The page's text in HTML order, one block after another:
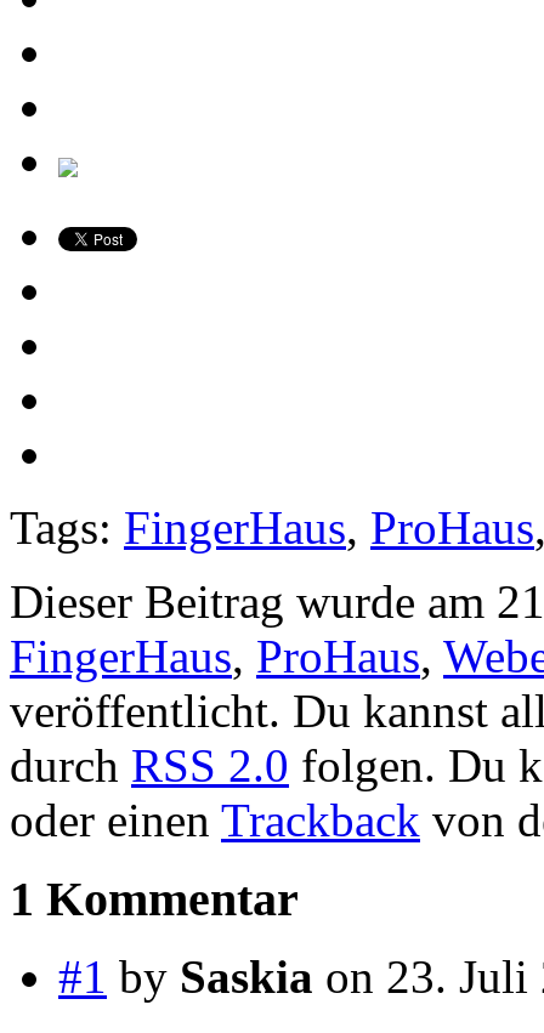
Tags: FingerHaus, ProHaus
Dieser Beitrag wurde am
FingerHaus, ProHaus,
veröffentlicht. Du kannst
durch RSS 2.0 folgen. Du
oder einen Trackback von
1 Kommentar
#1 by Saskia on 23. Juli